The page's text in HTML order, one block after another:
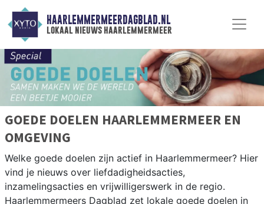
HAARLEMMERMEERDAGBLAD.NL
lokaal nieuws haarlemmermeer
GOEDE DOELEN HAARLEMMERMEER EN
OMGEVING
Welke goede doelen zijn actief in Haarlemmermeer? Hier
vind je nieuws over liefdadigheidsacties,
inzamelingsacties en vrijwilligerswerk in de regio.
Haarlemmermeers Dagblad zet lokale goede doelen in